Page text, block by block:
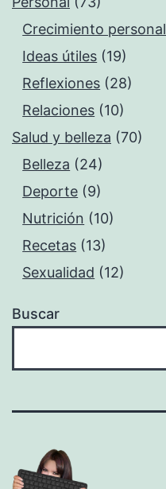
Crecimiento personal
Ideas útiles (19)
Reflexiones (28)
Relaciones (10)
Salud y belleza (70)
Belleza (24)
Deporte (9)
Nutrición (10)
Recetas (13)
Sexualidad (12)
Buscar